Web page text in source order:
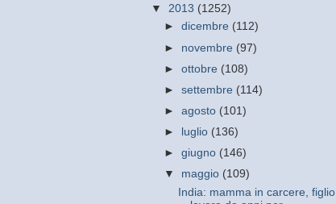
▼ 2013 (1252)
►dicembre (112)
► novembre (97)
►ottobre (108)
►settembre (114)
►agosto (101)
►
luglio (136)
►giugno (146)
▼ maggio (109)
India: mamma in carcere, figlio